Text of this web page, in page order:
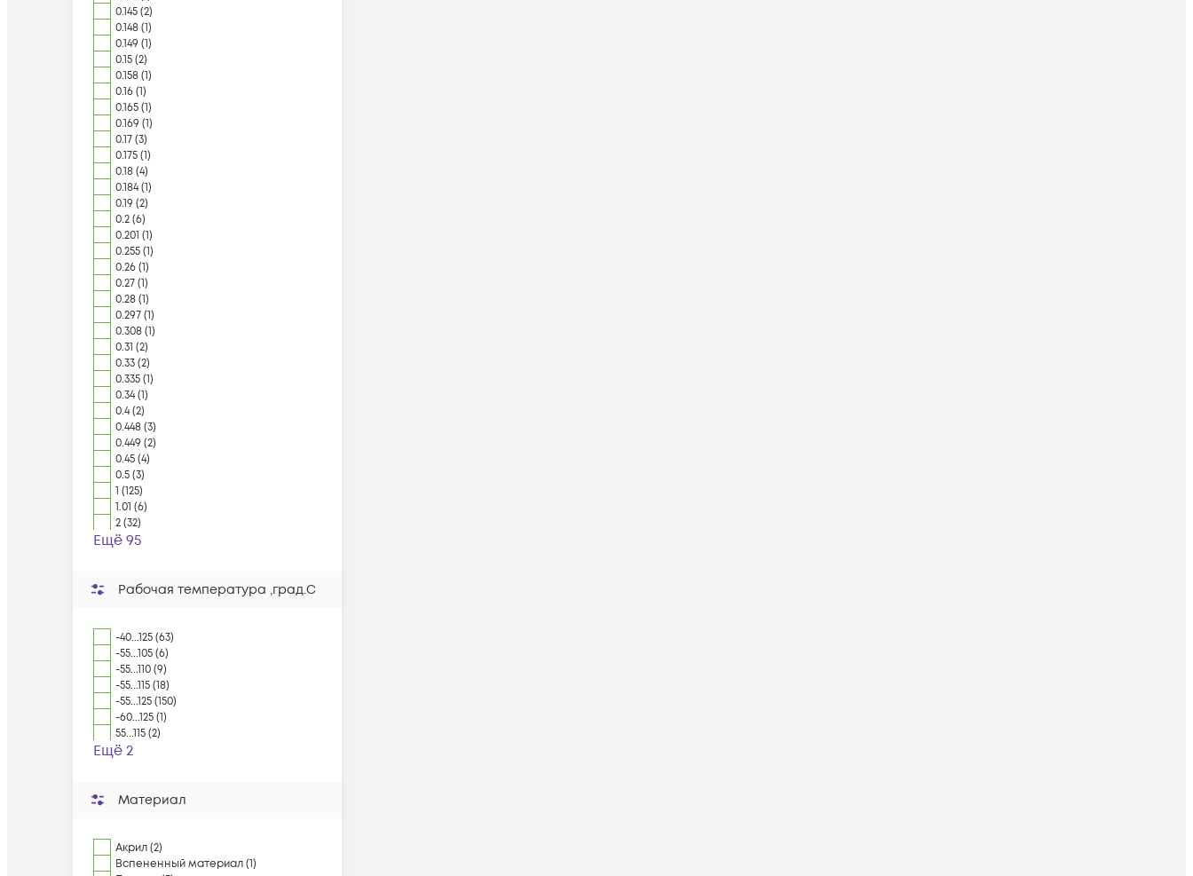
0.145 (2)
0.148 (1)
0.149 (1)
0.15 (2)
0.158 (1)
0.16 (1)
0.165 (1)
0.169 (1)
0.17 (3)
0.175 (1)
0.18 (4)
0.184 (1)
0.19 (2)
0.2 (6)
0.201 (1)
0.255 (1)
0.26 (1)
0.27 (1)
0.28 (1)
0.297 (1)
0.308 (1)
0.31 (2)
0.33 (2)
0.335 (1)
0.34 (1)
0.4 (2)
0.448 (3)
0.449 (2)
0.45 (4)
0.5 (3)
1 (125)
1.01 (6)
2 (32)
Ещё 95
Рабочая температура ,град.C
-40...125 (63)
-55...105 (6)
-55...110 (9)
-55...115 (18)
-55...125 (150)
-60...125 (1)
55...115 (2)
Ещё 2
Материал
Акрил (2)
Вспененный материал (1)